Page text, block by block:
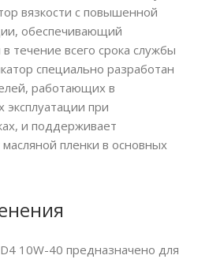
вязкости с повышенной
обеспечивающий
течение всего срока службы
специально разработан
работающих в
эксплуатации при
и поддерживает
пленки в основных
10W-40 предназначено для